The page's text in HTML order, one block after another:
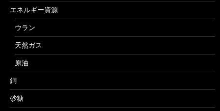
エネルギー資源
ウラン
天然ガス
原油
銅
砂糖